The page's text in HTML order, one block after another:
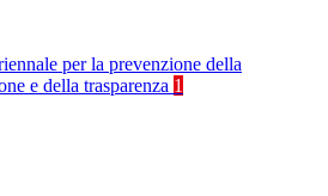
per la prevenzione della
e della trasparenza 1